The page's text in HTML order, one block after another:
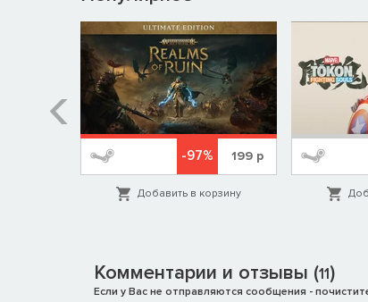
Процедурно-генерируемые карты.
-97% 199р
Добавить в корзину
Комментарии и отзывы (11)
Если у Вас не отправляются сообщения -